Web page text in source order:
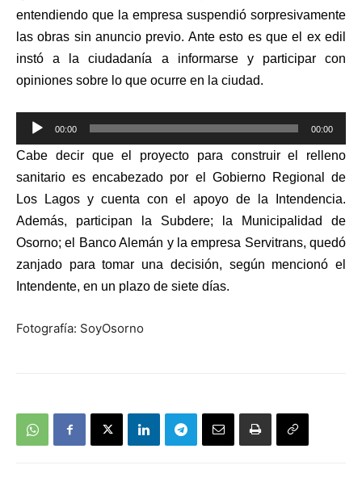
entendiendo que la empresa suspendió sorpresivamente
las obras sin anuncio previo. Ante esto es que el ex edil
instó a la ciudadanía a informarse y participar con
opiniones sobre lo que ocurre en la ciudad.
Reproductor
de
audio
00:00 00:00
Cabe decir que el proyecto para construir el relleno
sanitario es encabezado por el Gobierno Regional de
Los Lagos y cuenta con el apoyo de la Intendencia.
Además, participan la Subdere; la Municipalidad de
Osorno; el Banco Alemán y la empresa Servitrans, quedó
zanjado para tomar una decisión, según mencionó el
Intendente, en un plazo de siete días.
Fotografía: SoyOsorno